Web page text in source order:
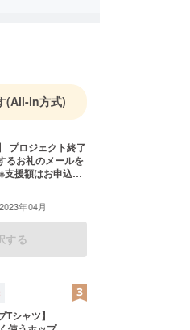
(All-in方式)
プロジェクト終了
るお礼のメールを
支援額はお申込み
上げが可能です。
年04月
する
Tシャツ】